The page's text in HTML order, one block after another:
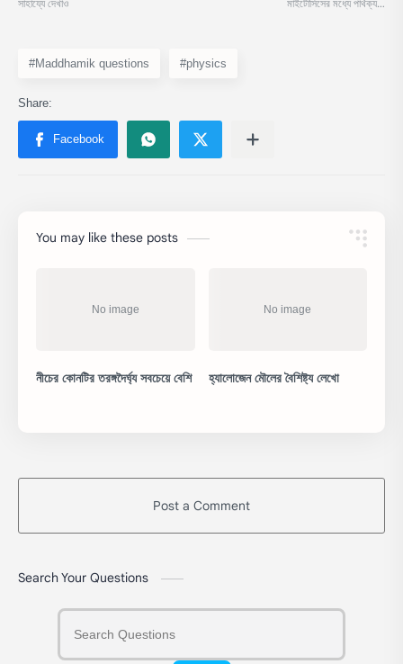
#Maddhamik questions #physics
You may like these posts
নীচের কোনটির তরঙ্গদৈর্ঘ্য সবচেয়ে বেশি হ্যালোজেন মৌলের বৈশিষ্ট্য লেখো
Post a Comment
Search Your Questions